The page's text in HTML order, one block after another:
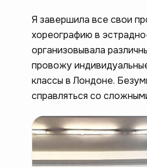
Я завершила все свои
хореографию в
организовывала
провожу
классы в Лондоне.
справляться со